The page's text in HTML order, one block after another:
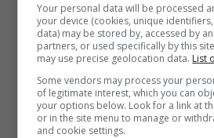
Your personal data will be processed
your device (cookies, unique
data) may be stored by, accessed by
partners, or used specifically by this
may use precise geolocation data. List
Some vendors may process your
of legitimate interest, which you can
your options below. Look for a link at
or in the site menu to manage or
and cookie settings.